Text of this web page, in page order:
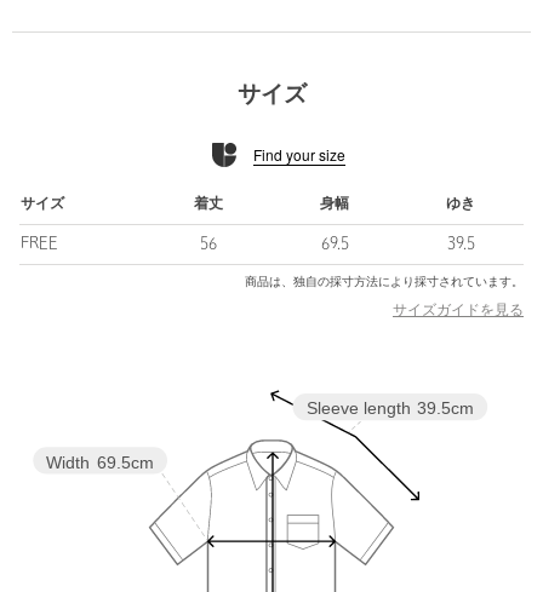
リブのカラーはブラックです。
小松マテーレ社のフクレツイルの二重織素材を使ったユナイテッ
糸にふくらみと自然なシワ感を持たせた特殊加工に加え、防汚
も備えています。
表地は食品汚れが落ちやすい加工を施していますが、汚れが付い
の豊かな風合いと深みを持つファブリックは、まさに唯一無二。
■コーディネート
テーパードシルエットのパンツはもちろん、ワイドパンツやタッ
クパンツなど様々なボトムスと好相性。
スピンドルを絞ってコンパクトにしていただくとすっきりした印
象で着用いただけます。
サイズ
Find your size
サイズ 着丈 身幅 ゆき
FREE 56 69.5 39.5
商品は、独自の採寸方法により採寸されています。
サイズガイドを見る
Sleeve length 39.5cm
Width 69.5cm